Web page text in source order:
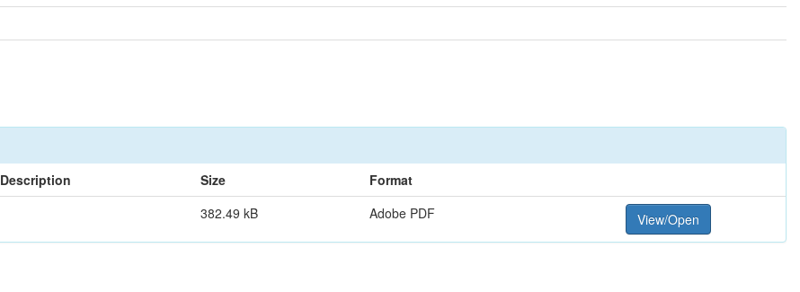
Description Size
Format
382.49 kB Adobe PDF View/Open